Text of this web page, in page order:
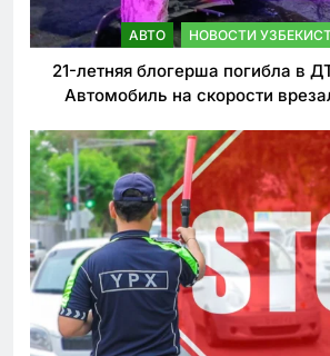
АВТО НОВОСТИ
21-летняя блогерша погибла в
Автомобиль на скорости